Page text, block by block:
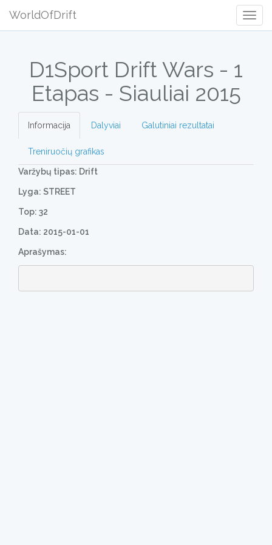
WorldOfDrift
D1Sport Drift Wars - 1
Etapas - Siauliai 2015
Informacija Dalyviai Galutiniai rezultatai
Treniruočių grafikas
Varžybų tipas: Drift
Lyga: STREET
Top: 32
Data: 2015-01-01
Aprašymas: